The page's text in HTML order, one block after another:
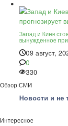
Запад и Киев
вынужденное
09 август,
0
330
Обзор СМИ
Новости и не
Интересное